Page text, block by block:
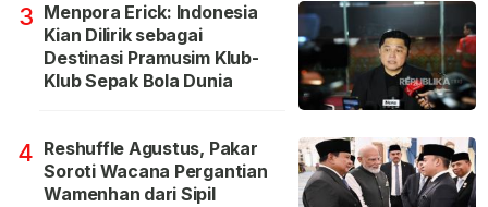
3 Menpora Erick: Indonesia
Kian Dilirik sebagai
Destinasi Pramusim Klub-
Klub Sepak Bola Dunia
4 Reshuffle Agustus, Pakar
Soroti Wacana Pergantian
Wamenhan dari Sipil